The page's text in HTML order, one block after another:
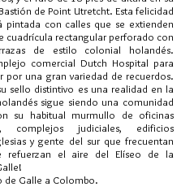
de Point Utretcht. Esta felicidad
pintada con calles que se extienden
cuadrícula rectangular perforado con
de estilo colonial holandés.
comercial Dutch Hospital para
por una gran variedad de recuerdos.
sello distintivo es una realidad en la
sigue siendo una comunidad
su habitual murmullo de oficinas
complejos judiciales, edificios
y gente del sur que frecuentan
refuerzan el aire del Elíseo de la
de Galle a Colombo.